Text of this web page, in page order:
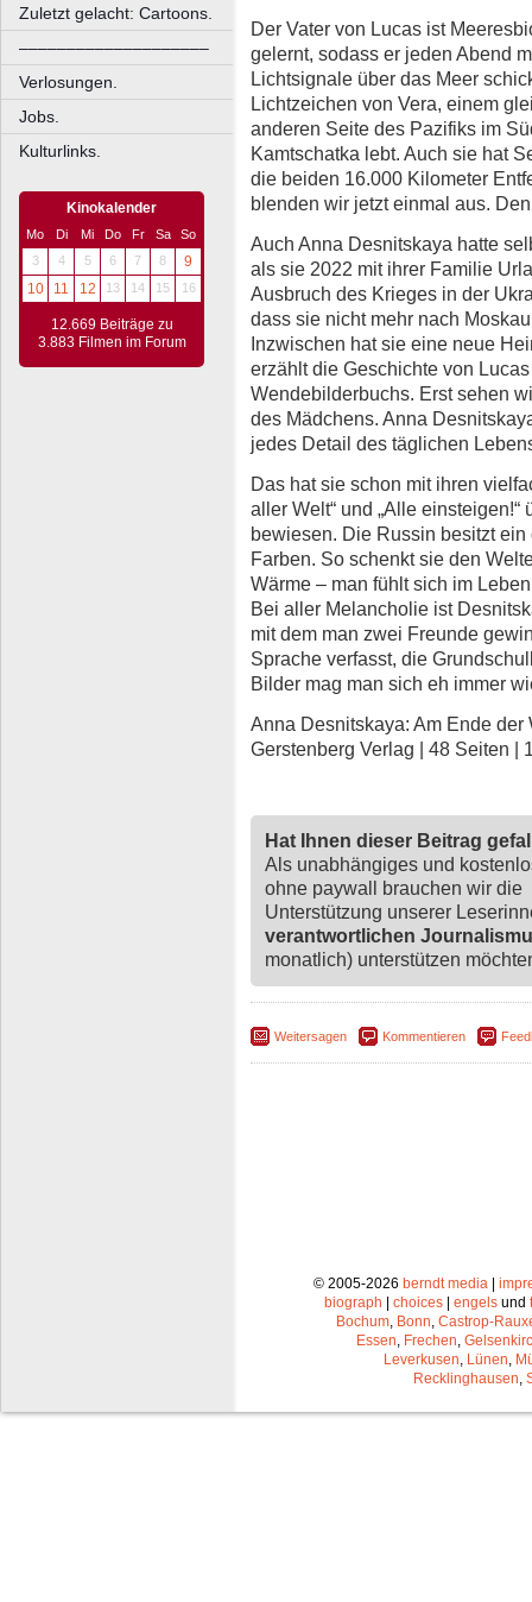
Zuletzt gelacht: Cartoons.
––––––––––––––––––––
Verlosungen.
Jobs.
Kulturlinks.
Kinokalender
Mo Di Mi Do Fr Sa
So
3
4 5 6 7 8
9
10
11 12 13 14 15 16
12.669 Beiträge zu
3.883 Filmen im Forum
Der Vater von Lucas ist
gelernt, sodass er jeden Abend
Lichtsignale über das Meer
Lichtzeichen von Vera, einem
anderen Seite des Pazifiks im
Kamtschatka lebt. Auch sie hat
die beiden 16.000 Kilometer
blenden wir jetzt einmal aus.
Auch Anna Desnitskaya hatte
als sie 2022 mit ihrer Familie
Ausbruch des Krieges in der
dass sie nicht mehr nach
Inzwischen hat sie eine neue
erzählt die Geschichte von
Wendebilderbuchs. Erst sehen
des Mädchens. Anna
jedes Detail des täglichen
Das hat sie schon mit ihren
aller Welt“ und „Alle
bewiesen. Die Russin besitzt
Farben. So schenkt sie den
Wärme – man fühlt sich im
Bei aller Melancholie ist
mit dem man zwei Freunde
Sprache verfasst, die
Bilder mag man sich eh immer
Anna Desnitskaya: Am Ende der
Gerstenberg Verlag | 48 Seiten |
Hat Ihnen dieser Beitrag
Als unabhängiges und
ohne paywall brauchen wir die
Unterstützung unserer
verantwortlichen
monatlich) unterstützen
Weitersagen Kommentieren
© 2005-2026 berndt media|
biograph
choices engels und
Bochum, Bonn, Castrop-
Essen, Frechen,
Leverkusen, Lünen,
Recklinghausen,